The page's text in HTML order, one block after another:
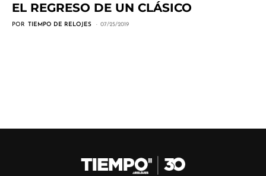
EL REGRESO DE UN CLÁSICO
POR TIEMPO DE RELOJES 07/25/2019